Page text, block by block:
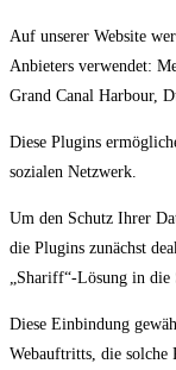
Auf unserer Website
Anbieters verwendet:
Grand Canal Harbour,
Diese Plugins
sozialen Netzwerk.
Um den Schutz Ihrer
die Plugins zunächst
„Shariff“-Lösung in die
Diese Einbindung
Webauftritts, die solche